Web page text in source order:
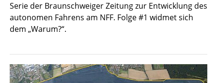
Serie der Braunschweiger Zeitung zur Entwicklung des
autonomen Fahrens am NFF. Folge #1 widmet sich
dem „Warum?“.